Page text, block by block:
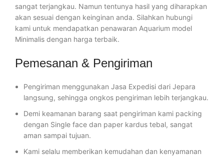
sangat terjangkau. Namun tentunya hasil yang diharapkan
akan sesuai dengan keinginan anda. Silahkan hubungi
kami untuk mendapatkan penawaran Aquarium model
Minimalis dengan harga terbaik.
Pemesanan & Pengiriman
Pengiriman menggunakan Jasa Expedisi dari Jepara
langsung, sehingga ongkos pengiriman lebih terjangkau.
Demi keamanan barang saat pengiriman kami packing
dengan Single face dan paper kardus tebal, sangat
aman sampai tujuan.
Kami selalu memberikan kemudahan dan kenyamanan